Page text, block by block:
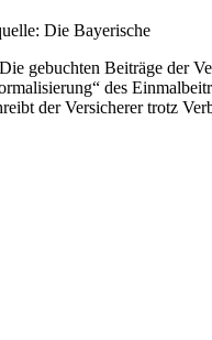
Die Bayerische
gebuchten Beiträge der
des
der Versicherer trotz